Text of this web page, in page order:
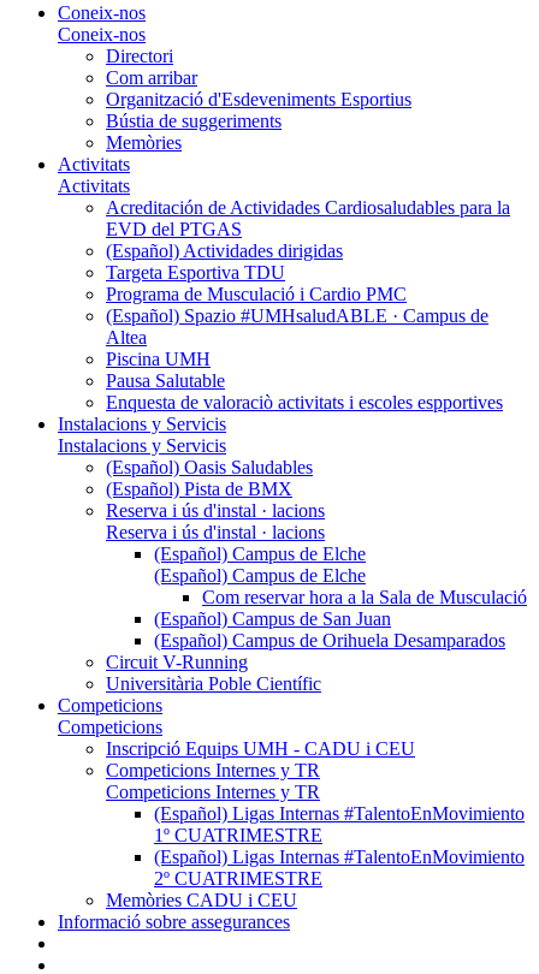
Coneix-nos
Coneix-nos
Directori
Com arribar
Organització d'Esdeveniments Esportius
Bústia de suggeriments
Memòries
Activitats
Activitats
Acreditación de Actividades Cardiosaludables para la
EVD del PTGAS
(Español) Actividades dirigidas
Targeta Esportiva TDU
Programa de Musculació i Cardio PMC
(Español) Spazio #UMHsaludABLE · Campus de
Altea
Piscina UMH
Pausa Salutable
Enquesta de valoraciò activitats i escoles espportives
Instalacions y Servicis
Instalacions y Servicis
(Español) Oasis Saludables
(Español) Pista de BMX
Reserva i ús d'instal · lacions
Reserva i ús d'instal · lacions
(Español) Campus de Elche
(Español) Campus de Elche
Com reservar hora a la Sala de Musculació
(Español) Campus de San Juan
(Español) Campus de Orihuela Desamparados
Circuit V-Running
Universitària Poble Científic
Competicions
Competicions
Inscripció Equips UMH - CADU i CEU
Competicions Internes y TR
Competicions Internes y TR
(Español) Ligas Internas #TalentoEnMovimiento
1º CUATRIMESTRE
(Español) Ligas Internas #TalentoEnMovimiento
2º CUATRIMESTRE
Memòries CADU i CEU
Informació sobre assegurances